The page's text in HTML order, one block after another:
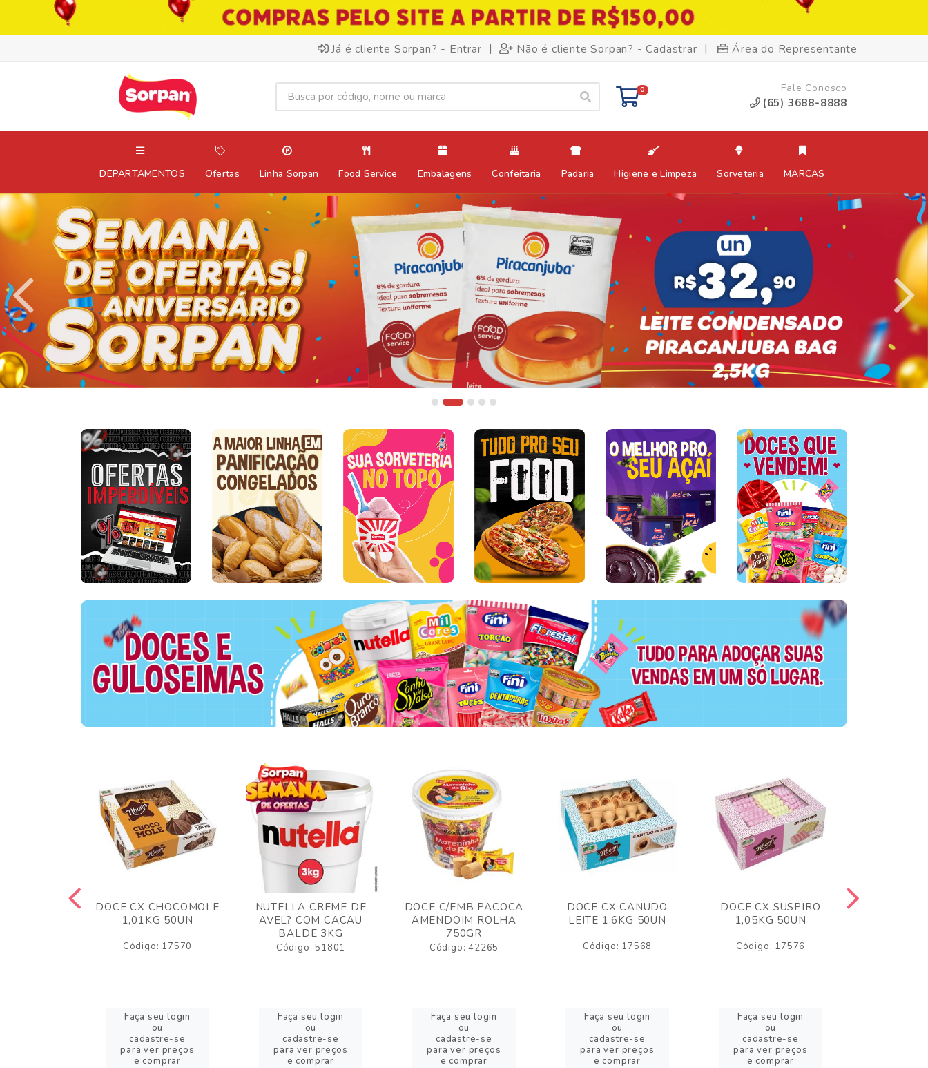
Já é cliente Sorpan? - Entrar | Não é cliente Sorpan? - Cadastrar | Área do Representante
0 Fale Conosco
(65) 3688-8888
DEPARTAMENTOS Ofertas Linha Sorpan Food Service Embalagens Confeitaria Padaria Higiene e Limpeza Sorveteria MARCAS
DOCE CX CHOCOMOLE
1,01KG 50UN
Código: 17570
Faça seu login
ou
cadastre-se
para ver preços
e comprar
NUTELLA CREME DE
AVEL? COM CACAU
BALDE 3KG
Código: 51801
Faça seu login
ou
cadastre-se
para ver preços
e comprar
DOCE C/EMB PACOCA
AMENDOIM ROLHA
750GR
Código: 42265
Faça seu login
ou
cadastre-se
para ver preços
e comprar
DOCE CX CANUDO
LEITE 1,6KG 50UN
Código: 17568
Faça seu login
ou
cadastre-se
para ver preços
e comprar
DOCE CX SUSPIRO
1,05KG 50UN
Código: 17576
Faça seu login
ou
cadastre-se
para ver preços
e comprar